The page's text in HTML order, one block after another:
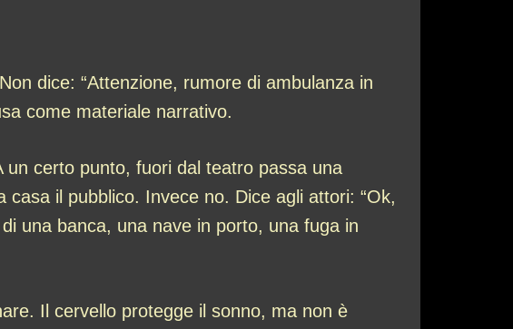
dice: “Attenzione, rumore di ambulanza in
come materiale narrativo.
certo punto, fuori dal teatro passa una
il pubblico. Invece no. Dice agli attori: “Ok,
una banca, una nave in porto, una fuga in
Il cervello protegge il sonno, ma non è